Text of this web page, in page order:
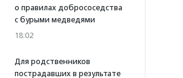
о правилах добрососедства
с бурыми медведями
18:02
Для родственников
пострадавших в результате